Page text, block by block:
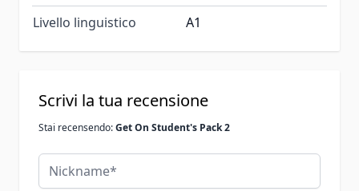
Livello linguistico
A1
Scrivi la tua recensione
Stai recensendo:Get On Student's Pack 2
Nickname